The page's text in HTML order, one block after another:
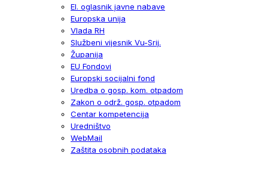
El. oglasnik javne nabave
Europska unija
Vlada RH
Službeni vijesnik Vu-Srij.
Županija
EU Fondovi
Europski socijalni fond
Uredba o gosp. kom. otpadom
Zakon o održ. gosp. otpadom
Centar kompetencija
Uredništvo
WebMail
Zaštita osobnih podataka